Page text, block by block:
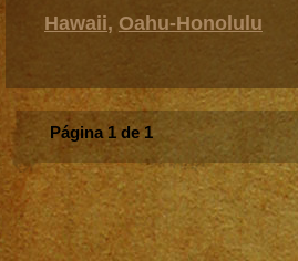
Hawaii, Oahu-Honolulu
Página 1 de 1